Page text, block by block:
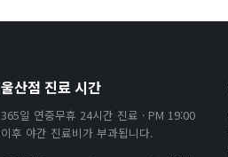
울산점 진료 시간
365일 연중무휴 24시간 진료 · PM 19:00
이후 야간 진료비가 부과됩니다.